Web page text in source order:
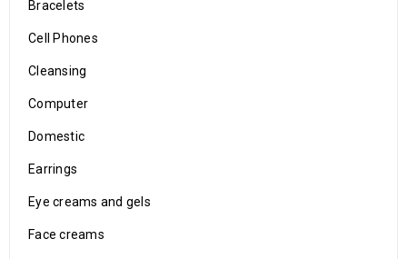
Bracelets
Cell Phones
Cleansing
Computer
Domestic
Earrings
Eye creams and gels
Face creams